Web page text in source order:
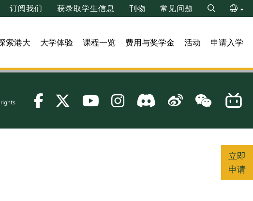
订阅我们 获录取学生信息 刊物 常见问题
Search
繁
索港大 大学体验 课程一览 费用与奖学金 活动 申请入学
立即
申请